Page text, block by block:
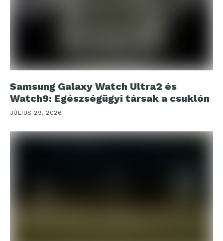
Samsung Galaxy Watch Ultra2 és
Watch9: Egészségügyi társak a csuklón
JÚLIUS 29, 2026